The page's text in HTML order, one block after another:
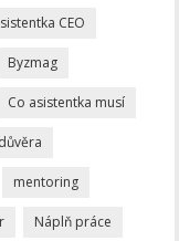
CEO
Byzmag
Co asistentka musí
důvěra
mentoring
Náplň práce